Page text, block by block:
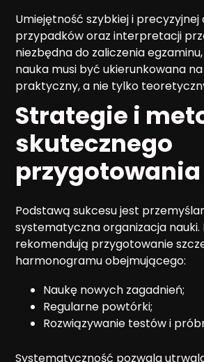
Umiejętność szybkiej i precyzyjnej
przypadków oraz interpretacji
niezbędna do zaliczenia
nauka musi być ukierunkowana
praktyczny, a nie tylko
Strategie i
skutecznego
przygotowania
Podstawą sukcesu jest
systematyczna organizacja nauki.
rekomendują przygotowanie
harmonogramu obejmującego:
Naukę nowych zagadnień;
Regularne powtórki;
Rozwiązywanie testów i
Systematyczność pozwala